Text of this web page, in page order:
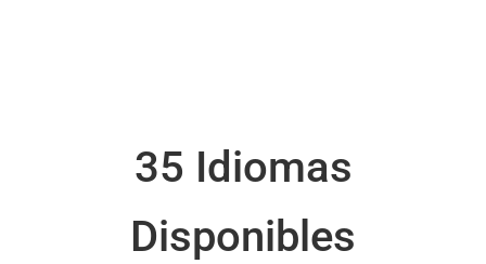
35 Idiomas
Disponibles